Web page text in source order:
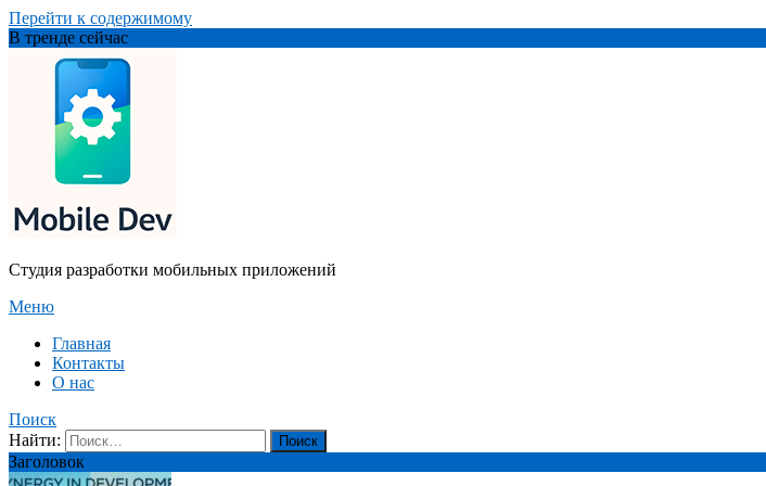
Перейти к содержимому
В тренде сейчас
Студия разработки мобильных приложений
Меню
Главная
Контакты
О нас
Поиск
Найти:
Заголовок